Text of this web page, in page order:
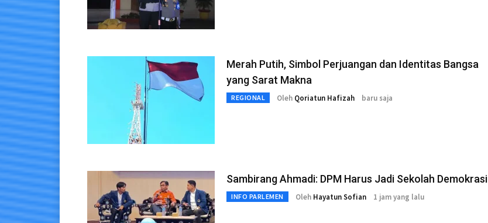
Merah Putih, Simbol Perjuangan dan Identitas Bangsa
yang Sarat Makna
REGIONAL Oleh Qoriatun Hafizah baru saja
Sambirang Ahmadi: DPM Harus Jadi Sekolah Demokrasi
INFO PARLEMEN Oleh Hayatun Sofian 1 jam yang lalu